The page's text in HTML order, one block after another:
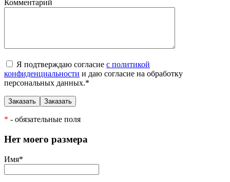
Комментарий
Я подтверждаю согласие с политикой
конфиденциальности и даю согласие на обработку
персональных данных.*
* - обязательные поля
Нет моего размера
Имя*